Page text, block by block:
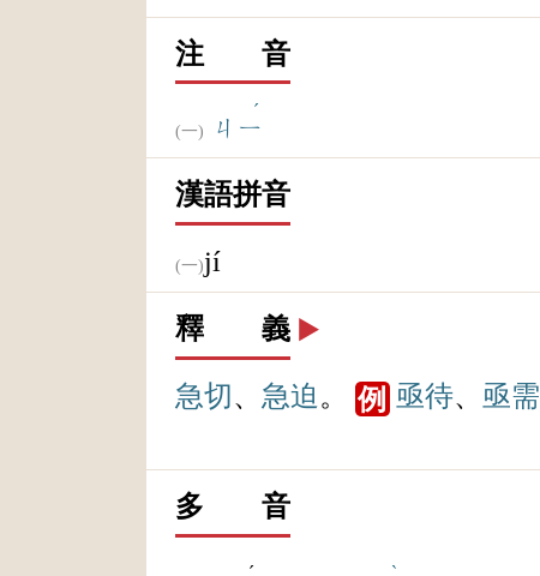
注 音
ㄐㄧ
ˊ
漢語拼音
jí
釋 義 ▶️
急切 、 急迫 。 例 亟待、 亟需
多 音
ˊ ˋ